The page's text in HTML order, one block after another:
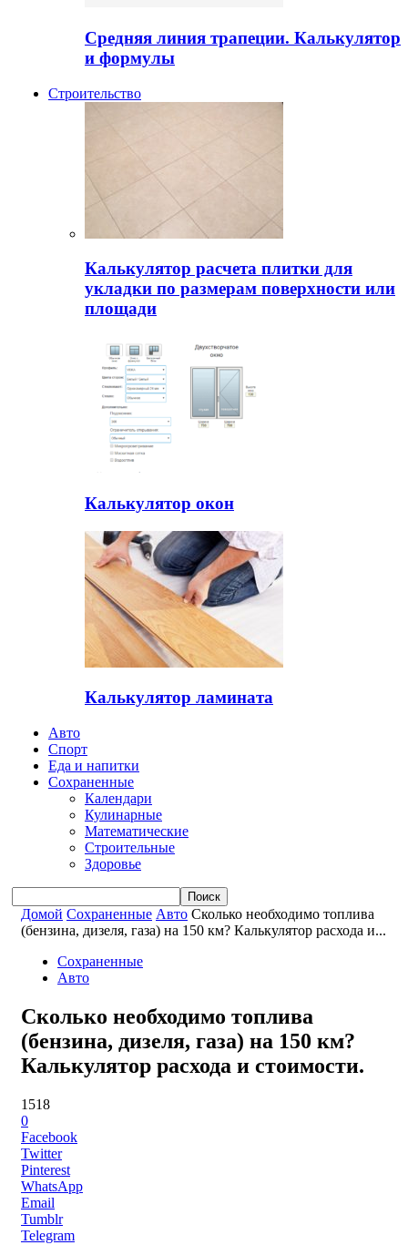
Средняя линия трапеции. Калькулятор
и формулы
Строительство
Калькулятор расчета плитки для
укладки по размерам поверхности или
площади
Калькулятор окон
Калькулятор ламината
Авто
Спорт
Еда и напитки
Сохраненные
Календари
Кулинарные
Математические
Строительные
Здоровье
Домой Сохраненные Авто Сколько необходимо топлива
(бензина, дизеля, газа) на 150 км? Калькулятор расхода и...
Сохраненные
Авто
Сколько необходимо топлива
(бензина, дизеля, газа) на 150 км?
Калькулятор расхода и стоимости.
1518
0
Facebook
Twitter
Pinterest
WhatsApp
Email
Tumblr
Telegram